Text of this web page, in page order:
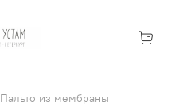
Пальто из мембраны